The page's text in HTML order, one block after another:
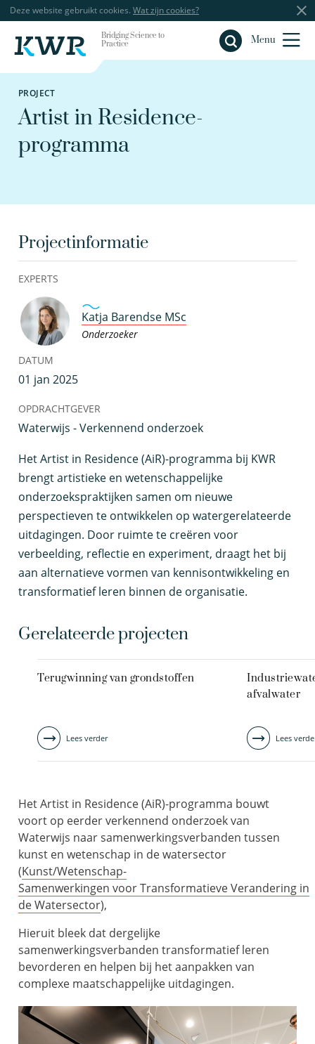
Deze website gebruikt cookies. Wat zijn cookies?
Bridging Science to
Practice
Menu
Sluiten
PROJECT
Artist in Residence-
programma
Het Artist in Residence (AiR)-programma bij KWR
brengt artistieke en wetenschappelijke
onderzoekspraktijken samen om nieuwe
perspectieven te ontwikkelen op watergerelateerde
uitdagingen. Door ruimte te creëren voor
verbeelding, reflectie en experiment, draagt het bij
aan alternatieve vormen van kennisontwikkeling en
transformatief leren binnen de organisatie.
Gerelateerde projecten
Terugwinning van grondstoffen
Lees verder
afvalwater
Lees
Het Artist in Residence (AiR)-programma bouwt
voort op eerder verkennend onderzoek van
Waterwijs naar samenwerkingsverbanden tussen
kunst en wetenschap in de watersector
(Kunst/Wetenschap-
Samenwerkingen voorTransformatieveVerandering in
deWatersector),
Hieruit bleek dat dergelijke
samenwerkingsverbanden transformatief leren
bevorderen en helpen bij het aanpakken van
complexe maatschappelijke uitdagingen.
Projectinformatie
EXPERTS
Katja Barendse MSc
Onderzoeker
DATUM
01 jan 2025
OPDRACHTGEVER
Waterwijs - Verkennend onderzoek